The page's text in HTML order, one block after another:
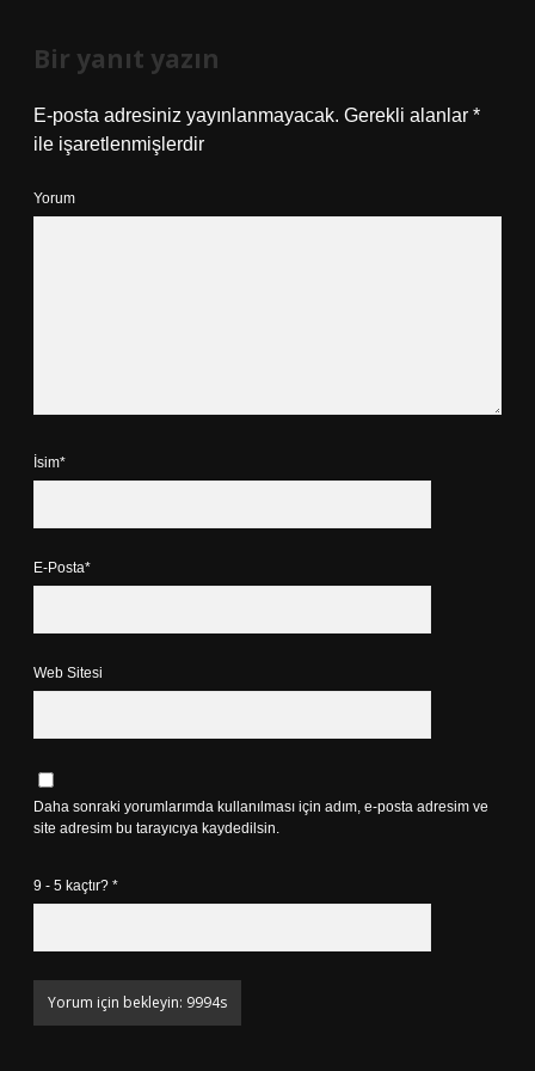
Bir yanıt yazın
E-posta adresiniz yayınlanmayacak. Gerekli alanlar *
ile işaretlenmişlerdir
Yorum
İsim*
E-Posta*
Web Sitesi
Daha sonraki yorumlarımda kullanılması için adım, e-posta adresim ve
site adresim bu tarayıcıya kaydedilsin.
9 - 5 kaçtır? *